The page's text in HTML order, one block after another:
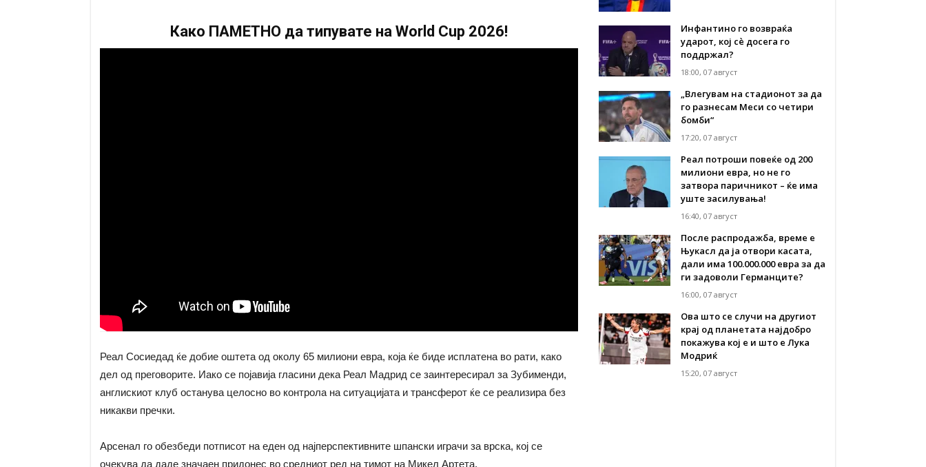
Како ПАМЕТНО да типувате на World Cup 2026!
Реал Сосиедад ќе добие оштета од околу 65 милиони евра, која ќе биде исплатена во рати, како
дел од преговорите. Иако се појавија гласини дека Реал Мадрид се заинтересирал за Зубименди,
англискиот клуб останува целосно во контрола на ситуацијата и трансферот ќе се реализира без
никакви пречки.
Арсенал го обезбеди потписот на еден од најперспективните шпански играчи за врска, кој се
очекува да даде значаен придонес во средниот ред на тимот на Микел Артета.
Инфантино го возвраќа
ударот, кој сè досега го
поддржал?
18:00, 07 август
„Влегувам на стадионот за да
го разнесам Меси со четири
бомби“
17:20, 07 август
Реал потроши повеќе од 200
милиони евра, но не го
затвора паричникот – ќе има
уште засилувања!
16:40, 07 август
После распродажба, време е
Њукасл да ја отвори касата,
дали има 100.000.000 евра за да
ги задоволи Германците?
16:00, 07 август
Ова што се случи на другиот
крај од планетата најдобро
покажува кој е и што е Лука
Модриќ
15:20, 07 август